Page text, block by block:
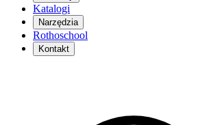
Katalogi
Narzędzia
Rothoschool
Kontakt